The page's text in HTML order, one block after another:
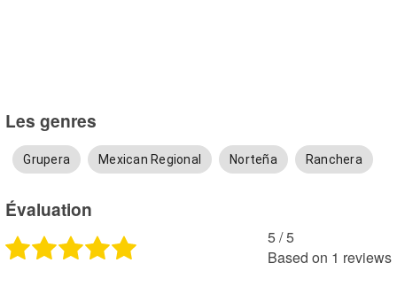
Les genres
Grupera Mexican Regional Norteña Ranchera
Évaluation
5 /5
Based on 1 reviews